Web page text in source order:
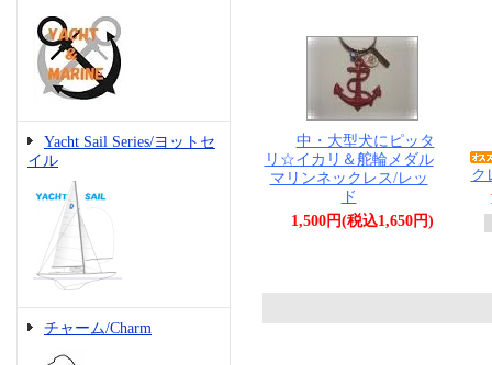
Yacht Sail Series/ヨットセ
イル
チャーム/Charm
中・大型犬にピッタ
リ☆イカリ＆舵輪メダル
マリンネックレス/レッ
ド
1,500円(税込1,650円)
ク